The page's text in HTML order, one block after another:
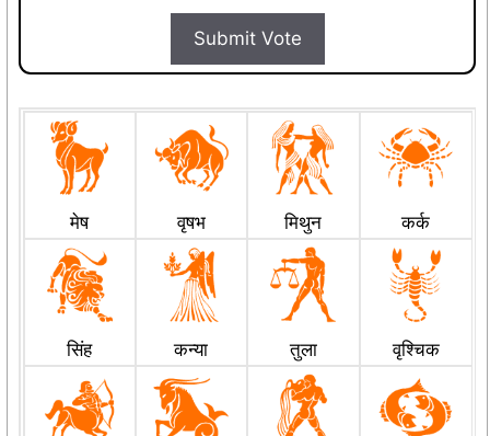
Submit Vote
मेष वृषभ मिथुन कर्क
सिंह कन्या तुला वृश्चिक